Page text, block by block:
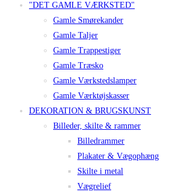
"DET GAMLE VÆRKSTED"
Gamle Smørekander
Gamle Taljer
Gamle Trappestiger
Gamle Træsko
Gamle Værkstedslamper
Gamle Værktøjskasser
DEKORATION & BRUGSKUNST
Billeder, skilte & rammer
Billedrammer
Plakater & Vægophæng
Skilte i metal
Vægrelief